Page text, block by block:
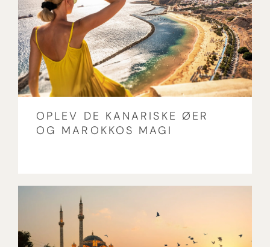
OPLEV DE KANARISKE ØER
OG MAROKKOS MAGI